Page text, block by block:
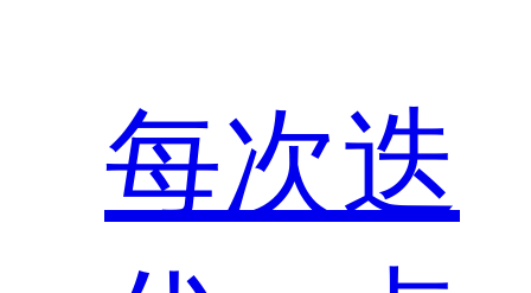
每次迭